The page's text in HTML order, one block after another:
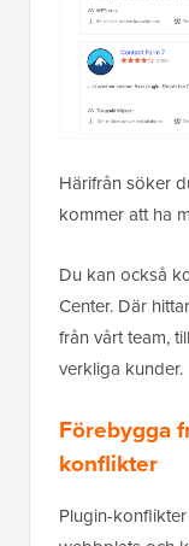
Härifrån söker
kommer att ha
Du kan också
Center. Där
från vårt team,
verkliga kunder.
Förebygga
konflikter
Plugin-